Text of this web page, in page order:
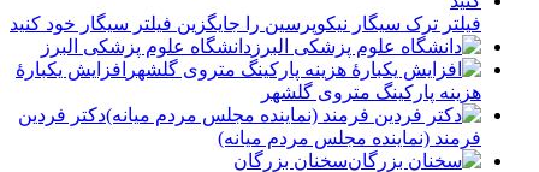
فیلتر ترک سیگار نیکوپرسین را جایگزین فیلتر سیگار خود کنید
دانشگاه علوم پزشکی البرز
افزایش یکبارۀ
هزینه پارکینگ متروی گلشهر
دكتر فردين
فرمند (نماينده مجلس مردم میانه)
سخنان بزرگان